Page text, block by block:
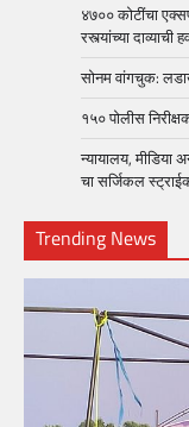
४७०० कोटींचा
रस्त्यांच्या दाव्याची
सोनम वांगचुक:
१५० पोलीस
न्यायालय, मीडिया
चा सर्जिकल
Trending News